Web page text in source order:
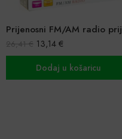
26,41€ 13,14€
Dodaj u košaricu